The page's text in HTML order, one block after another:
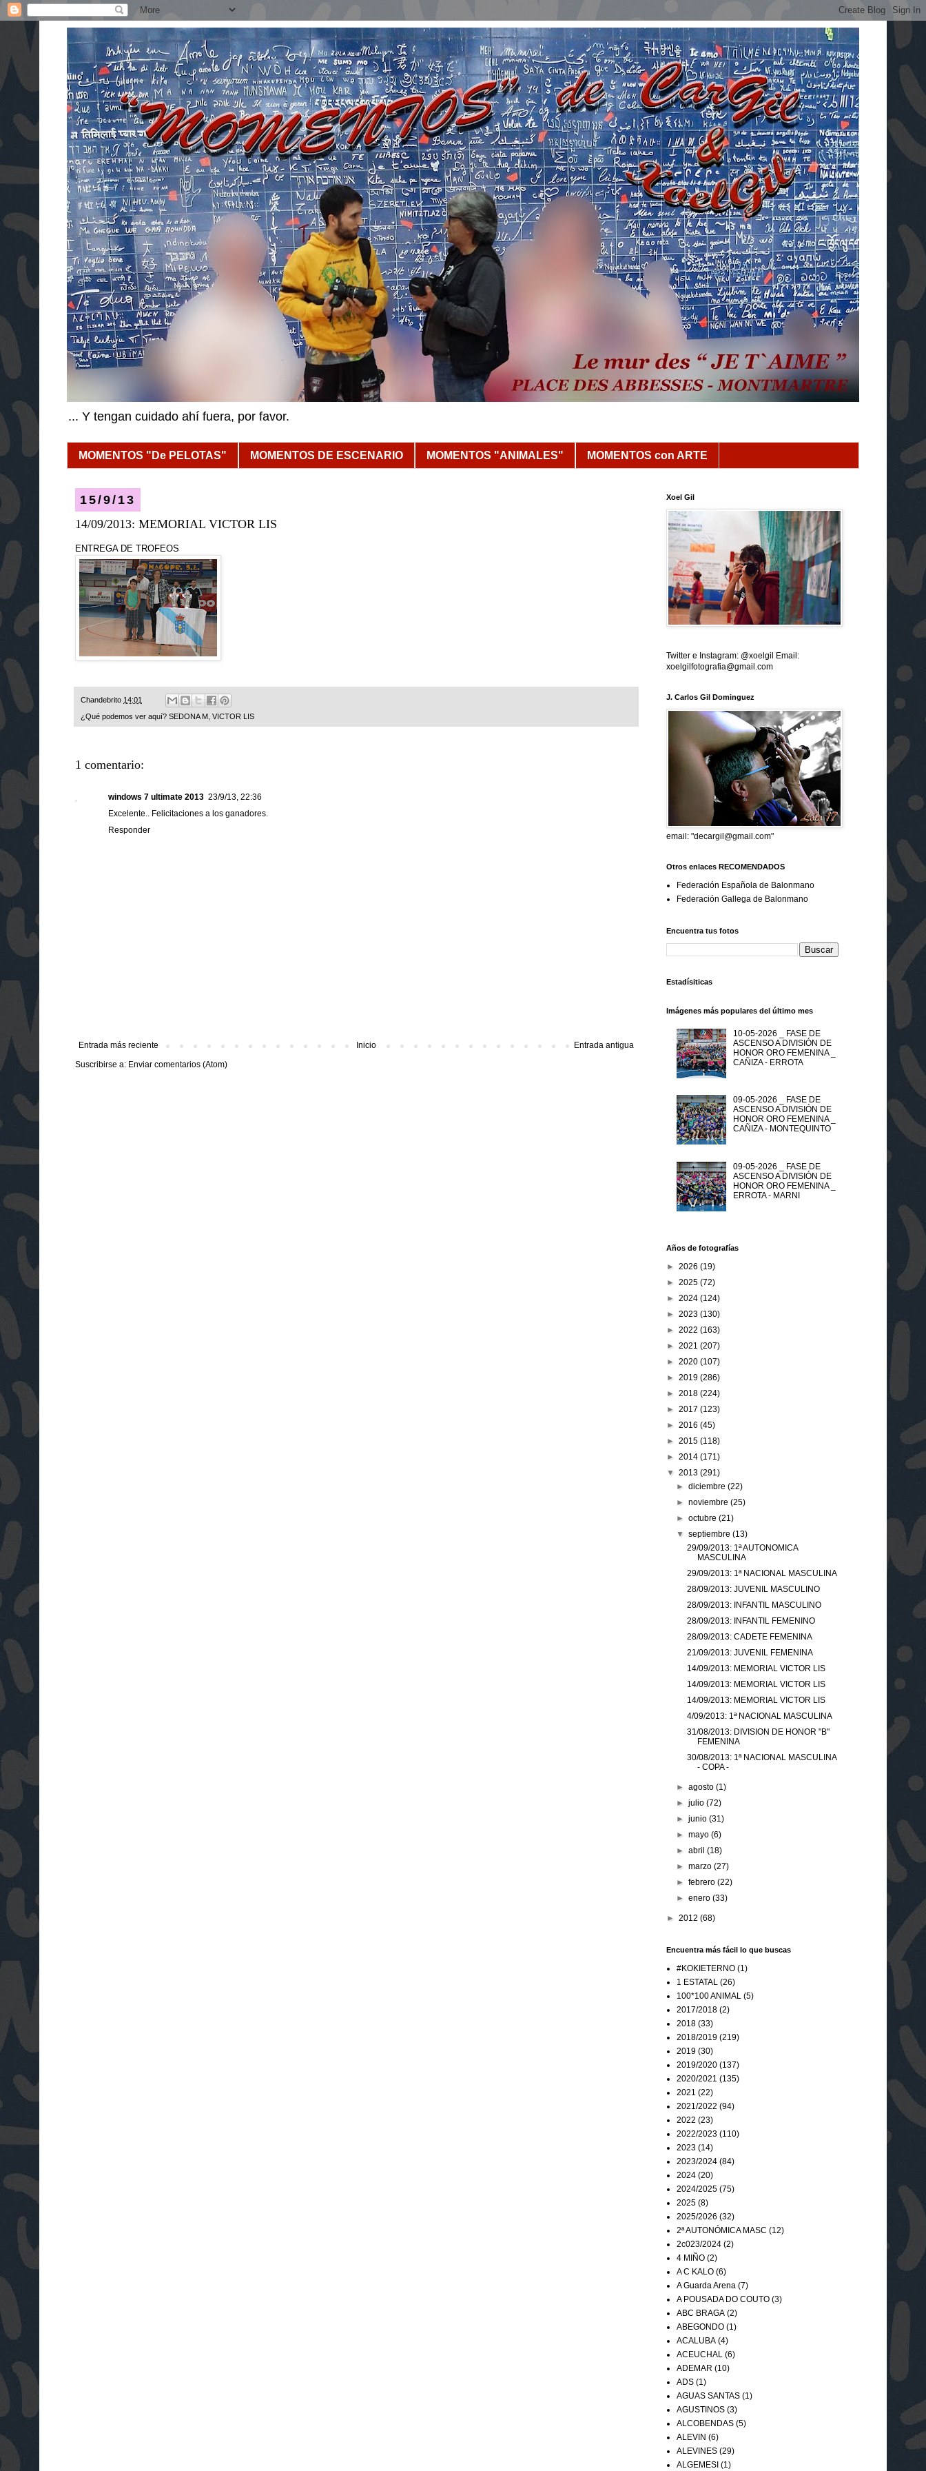
... Y tengan cuidado ahí fuera, por favor.
MOMENTOS "De PELOTAS" MOMENTOS DE ESCENARIO MOMENTOS "ANIMALES" MOMENTOS con ARTE
15/9/13
14/09/2013: MEMORIAL VICTOR LIS
ENTREGA DE TROFEOS
Chandebrito 14:01
¿Qué podemos ver aquí? SEDONA M, VICTOR LIS
1 comentario:
windows 7 ultimate 2013 23/9/13, 22:36
Excelente.. Felicitaciones a los ganadores.
Responder
Entrada más reciente Entrada antigua
Inicio
Suscribirse a: Enviar comentarios (Atom)
Xoel Gil
Twitter e Instagram: @xoelgil Email:
xoelgilfotografia@gmail.com
J. Carlos Gil Dominguez
email: "decargil@gmail.com"
Otros enlaces RECOMENDADOS
Federación Española de Balonmano
Federación Gallega de Balonmano
Encuentra tus fotos
Estadísiticas
Imágenes más populares del último mes
10-05-2026 _ FASE DE
ASCENSO A DIVISIÓN DE
HONOR ORO FEMENINA _
CAÑIZA - ERROTA
09-05-2026 _ FASE DE
ASCENSO A DIVISIÓN DE
HONOR ORO FEMENINA _
CAÑIZA - MONTEQUINTO
09-05-2026 _ FASE DE
ASCENSO A DIVISIÓN DE
HONOR ORO FEMENINA _
ERROTA - MARNI
Años de fotografías
► 2026 (19)
► 2025 (72)
► 2024 (124)
► 2023 (130)
► 2022 (163)
► 2021 (207)
► 2020 (107)
► 2019 (286)
► 2018 (224)
► 2017 (123)
► 2016 (45)
► 2015 (118)
► 2014 (171)
▼ 2013 (291)
►diciembre(22)
►noviembre(25)
►octubre(21)
▼septiembre(13)
29/09/2013: 1ª AUTONOMICA
MASCULINA
29/09/2013: 1ª NACIONAL MASCULINA
28/09/2013: JUVENIL MASCULINO
28/09/2013: INFANTIL MASCULINO
28/09/2013: INFANTIL FEMENINO
28/09/2013: CADETE FEMENINA
21/09/2013: JUVENIL FEMENINA
14/09/2013: MEMORIAL VICTOR LIS
14/09/2013: MEMORIAL VICTOR LIS
14/09/2013: MEMORIAL VICTOR LIS
4/09/2013: 1ª NACIONAL MASCULINA
31/08/2013: DIVISION DE HONOR "B"
FEMENINA
30/08/2013: 1ª NACIONAL MASCULINA
- COPA -
►agosto(1)
►julio(72)
►junio(31)
►mayo(6)
►abril(18)
►marzo(27)
►febrero(22)
►enero(33)
► 2012 (68)
Encuentra más fácil lo que buscas
#KOKIETERNO (1)
1 ESTATAL (26)
100*100 ANIMAL (5)
2017/2018 (2)
2018 (33)
2018/2019 (219)
2019 (30)
2019/2020 (137)
2020/2021 (135)
2021 (22)
2021/2022 (94)
2022 (23)
2022/2023 (110)
2023 (14)
2023/2024 (84)
2024 (20)
2024/2025 (75)
2025 (8)
2025/2026 (32)
2ª AUTONÓMICA MASC (12)
2c023/2024 (2)
4 MIÑO (2)
A C KALO (6)
A Guarda Arena (7)
A POUSADA DO COUTO (3)
ABC BRAGA (2)
ABEGONDO (1)
ACALUBA (4)
ACEUCHAL (6)
ADEMAR (10)
ADS (1)
AGUAS SANTAS (1)
AGUSTINOS (3)
ALCOBENDAS (5)
ALEVIN (6)
ALEVINES (29)
ALGEMESI (1)